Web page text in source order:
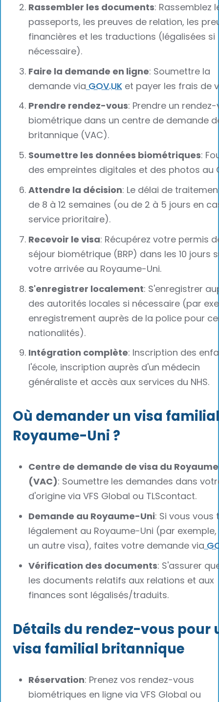
Rassembler les documents: Rassemblez
passeports, les preuves de relation, les
financières et les traductions (légalisées si
nécessaire).
Faire la demande en ligne: Soumettre la
demande via GOV.UK et payer les frais de
Prendre rendez-vous: Prendre un
biométrique dans un centre de demande
britannique (VAC).
Soumettre les données biométriques:
des empreintes digitales et des photos au
Attendre la décision: Le délai de
de 8 à 12 semaines (ou de 2 à 5 jours en
service prioritaire).
Recevoir le visa: Récupérez votre permis
séjour biométrique (BRP) dans les 10 jours
votre arrivée au Royaume-Uni.
S'enregistrer localement: S'enregistrer
des autorités locales si nécessaire (par
enregistrement auprès de la police pour
nationalités).
Intégration complète: Inscription des
l'école, inscription auprès d'un médecin
généraliste et accès aux services du NHS.
Où demander un visa
Royaume-Uni ?
Centre de demande de visa du
(VAC): Soumettre les demandes dans
d'origine via VFS Global ou TLScontact.
Demande au Royaume-Uni: Si vous vous
légalement au Royaume-Uni (par
un autre visa), faites votre demande via
Vérification des documents: S'assurer
les documents relatifs aux relations et aux
finances sont légalisés/traduits.
Détails du rendez-vous pour
visa familial britannique
Réservation: Prenez vos rendez-vous
biométriques en ligne via VFS Global ou